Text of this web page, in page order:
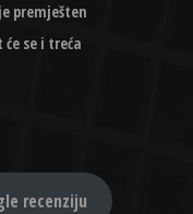
premješten
se i treća
recenziju